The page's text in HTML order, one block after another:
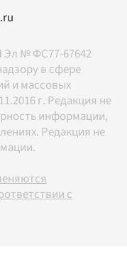
Эл № ФС77-67642
в сфере
и массовых
г. Редакция не
информации,
Редакция не
с